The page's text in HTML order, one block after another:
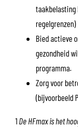
taakbelasting
regelgrenzen)
Bied actieve
gezondheid
programma.
Zorg voor
(bijvoorbeeld
1 De HFmax is het